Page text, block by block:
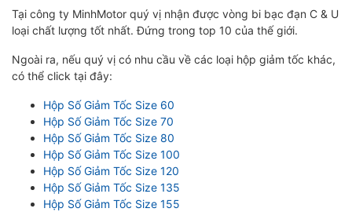
Tại công ty MinhMotor quý vị nhận được vòng bi bạc đạn C & U
loại chất lượng tốt nhất. Đứng trong top 10 của thế giới.
Ngoài ra, nếu quý vị có nhu cầu về các loại hộp giảm tốc khác,
có thể click tại đây:
Hộp Số Giảm Tốc Size 60
Hộp Số Giảm Tốc Size 70
Hộp Số Giảm Tốc Size 80
Hộp Số Giảm Tốc Size 100
Hộp Số Giảm Tốc Size 120
Hộp Số Giảm Tốc Size 135
Hộp Số Giảm Tốc Size 155